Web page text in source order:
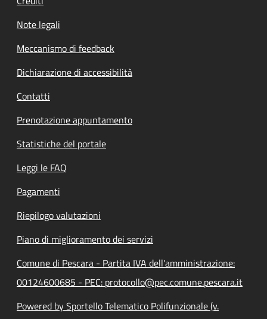
Note legali
Meccanismo di feedback
Dichiarazione di accessibilità
Contatti
Prenotazione appuntamento
Statistiche del portale
Leggi le FAQ
Pagamenti
Riepilogo valutazioni
Piano di miglioramento dei servizi
Comune di Pescara - Partita IVA dell'amministrazione:
00124600685 - PEC: protocollo@pec.comune.pescara.it
Powered by Sportello Telematico Polifunzionale (v.